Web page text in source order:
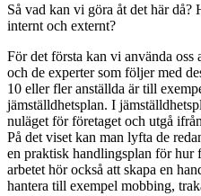
Så vad kan vi göra åt det här
internt och externt?
För det första kan vi använda
och de experter som följer med
10 eller fler anställda är till
jämställdhetsplan. I
nuläget för företaget och utgå
På det viset kan man lyfta de
en praktisk handlingsplan för hur
arbetet hör också att skapa en
hantera till exempel mobbing,